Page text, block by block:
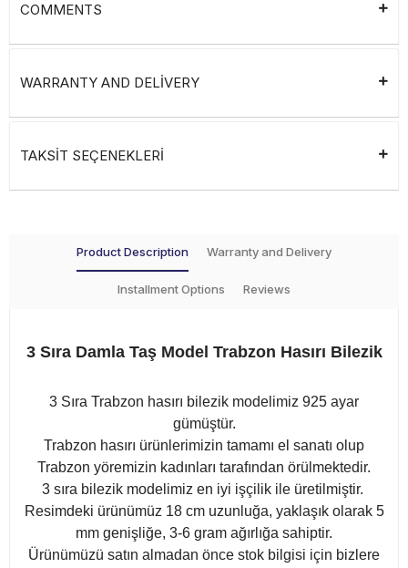
COMMENTS
WARRANTY AND DELİVERY
TAKSİT SEÇENEKLERİ
Product Description Warranty and Delivery
Installment Options Reviews
3 Sıra Damla Taş Model Trabzon Hasırı Bilezik
3 Sıra Trabzon hasırı bilezik modelimiz 925 ayar
gümüştür.
Trabzon hasırı ürünlerimizin tamamı el sanatı olup
Trabzon yöremizin kadınları tarafından örülmektedir.
3 sıra bilezik modelimiz en iyi işçilik ile üretilmiştir.
Resimdeki ürünümüz 18 cm uzunluğa, yaklaşık olarak 5
mm genişliğe, 3-6 gram ağırlığa sahiptir.
Ürünümüzü satın almadan önce stok bilgisi için bizlere